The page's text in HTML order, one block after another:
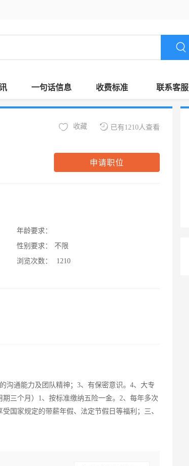
一句话信息 收费标准 联系客服
已有1210人查看
收藏
申请职位
年龄要求：
性别要求：
不限
浏览次数：
1210
沟通能力及团队精神；3、有保密意识。4、大专
三个月）1、按标准缴纳五险一金。2、每年多次
国家规定的带薪年假、法定节假日等福利；三、